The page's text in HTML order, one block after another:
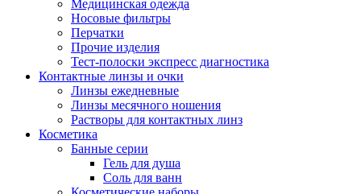
Медицинская одежда
Носовые фильтры
Перчатки
Прочие изделия
Тест-полоски экспресс диагностика
Контактные линзы и очки
Линзы ежедневные
Линзы месячного ношения
Растворы для контактных линз
Косметика
Банные серии
Гель для душа
Соль для ванн